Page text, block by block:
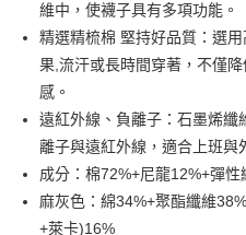
Google Pay
大哥付你分期
相關說明
【大哥付你分期使用說明】
1.本服務由台灣大哥大提供，台灣大
流程，驗證手機門號後，選擇欲分期
成交易。
3.實際核准額度、可分期數及費用金
ATM付款
運送方式
付款後全家取貨
維中，使襪子具有多項功能。
精選精梳棉 堅持好品質：選
果,流汗或長時間穿著，不僅
感。
遠紅外線、負離子：石墨烯纖
離子與遠紅外線，適合上班與
成分：棉72%+尼龍12%+彈
麻灰色：綿34%+聚酯纖維
+萊卡)16%